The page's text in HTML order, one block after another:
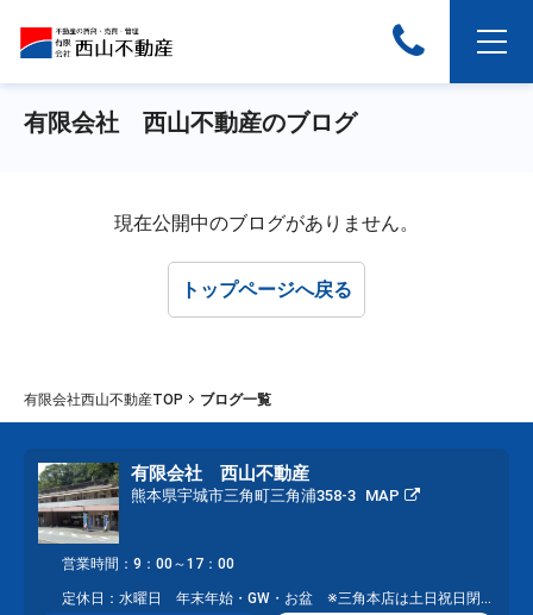
有限会社 西山不動産のブログ
現在公開中のブログがありません。
トップページへ戻る
有限会社西山不動産TOP ブログ一覧
有限会社 西山不動産
熊本県宇城市三角町三角浦358-3 MAP
営業時間：9：00～17：00
定休日：水曜日 年末年始・GW・お盆 ※三角本店は土日祝日閉店し、大矢野店にて営業